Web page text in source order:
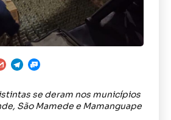
se deram nos municípios
São Mamede e Mamanguape